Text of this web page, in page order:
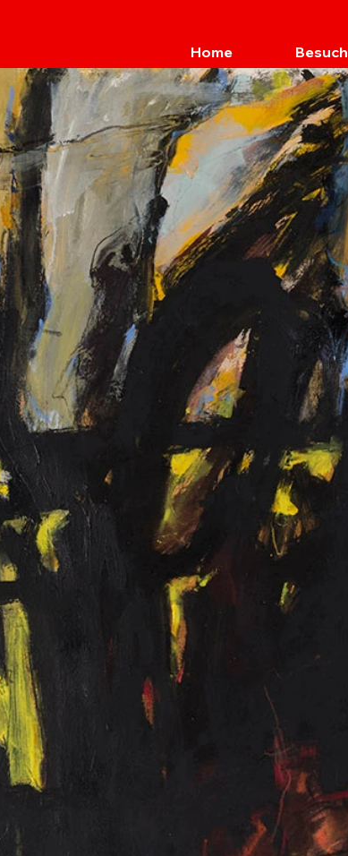
Home Besuch